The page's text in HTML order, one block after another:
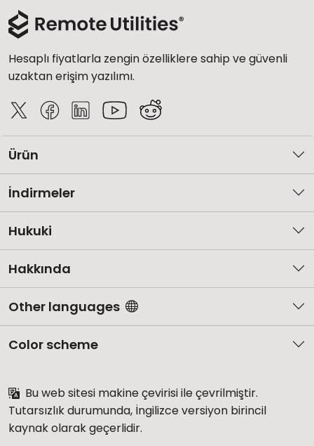
Hesaplı fiyatlarla zengin özelliklere sahip ve güvenli
uzaktan erişim yazılımı.
Ürün
İndirmeler
Hukuki
Hakkında
Other languages
Color scheme
Bu web sitesi makine çevirisi ile çevrilmiştir.
Tutarsızlık durumunda, İngilizce versiyon birincil
kaynak olarak geçerlidir.